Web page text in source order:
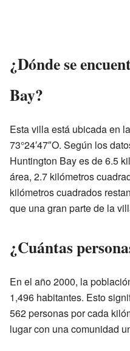
¿Dónde se
Bay?
Esta villa está ubicada en
73°24′47″O. Según los
Huntington Bay es de 6.5
área, 2.7 kilómetros
kilómetros cuadrados
que una gran parte de la
¿Cuántas
En el año 2000, la
1,496 habitantes. Esto
562 personas por cada
lugar con una comunidad